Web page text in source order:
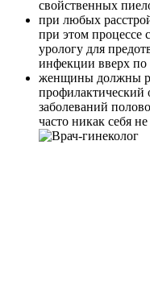
свойственных
при любых
при этом процессе
урологу для
инфекции вверх по
женщины должны
профилактический
заболеваний
часто никак себя